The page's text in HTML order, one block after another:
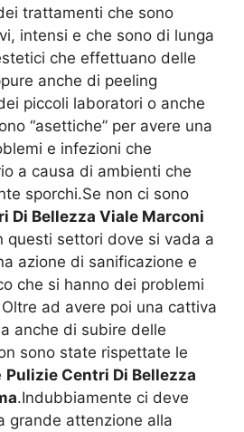
trattamenti che sono
intensi e che sono di lunga
che effettuano delle
anche di peeling
piccoli laboratori o anche
“asettiche” per avere una
e infezioni che
a causa di ambienti che
sporchi.Se non ci sono
Di Bellezza Viale Marconi
questi settori dove si vada a
azione di sanificazione e
che si hanno dei problemi
ad avere poi una cattiva
anche di subire delle
sono state rispettate le
Pulizie Centri Di Bellezza
.Indubbiamente ci deve
grande attenzione alla